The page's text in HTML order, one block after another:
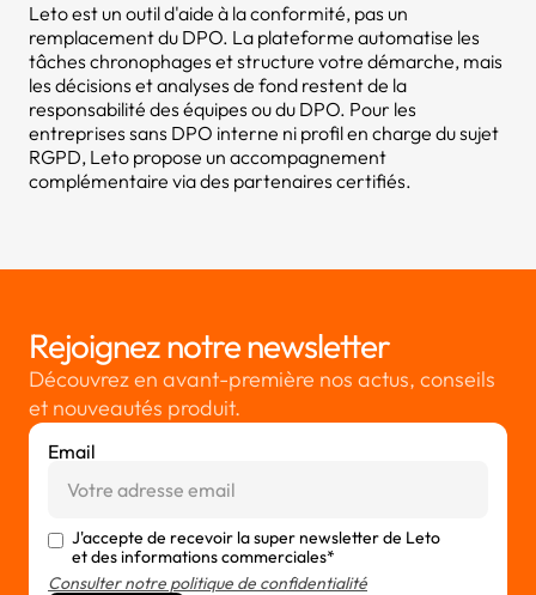
Leto est un outil d'aide à la conformité, pas un
remplacement du DPO. La plateforme automatise les
tâches chronophages et structure votre démarche, mais
les décisions et analyses de fond restent de la
responsabilité des équipes ou du DPO. Pour les
entreprises sans DPO interne ni profil en charge du sujet
RGPD, Leto propose un accompagnement
complémentaire via des partenaires certifiés.
Rejoignez notre newsletter
Découvrez en avant-première nos actus, conseils
et nouveautés produit.
Email
J'accepte de recevoir la super newsletter de Leto
et des informations commerciales*
Consulter notre politique de confidentialité